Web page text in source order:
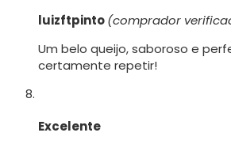
luizftpinto(comprador
Um belo queijo, saboroso e
certamente repetir!
Excelente